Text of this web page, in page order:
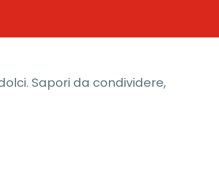
Sapori da condividere,